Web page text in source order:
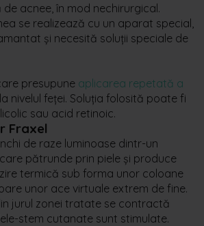
acnee, în mod nechirurgical.
se realizează cu un aparat special,
și necesită soluții speciale de
presupune aplicarea repetată a
la nivelul feței. Soluția folosită poate fi
sau acid retinoic.
Fraxel
de raze luminoase dintr-un
pătrunde prin piele și produce
termică sub forma unor coloane
unor ace virtuale extrem de fine.
jurul zonei tratate se contractă
stem cutanate sunt stimulate.